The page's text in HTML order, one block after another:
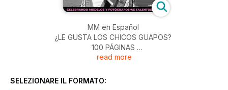
MM en Español
¿LE GUSTA LOS CHICOS GUAPOS?
100 PÁGINAS
• Portada: El fotógrafo Lope Navo
• InstagraMM : el mejor de nuestras cuentas favoritas
read more
SELEZIONARE IL FORMATO: